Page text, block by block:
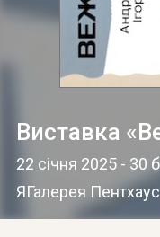
Виставка
22 січня 2025- 30
ЯГалерея Пентхаус